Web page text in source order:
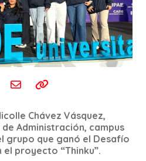
Chávez Vásquez,
Administración, campus
grupo que ganó el Desafío
el proyecto “Thinku”.